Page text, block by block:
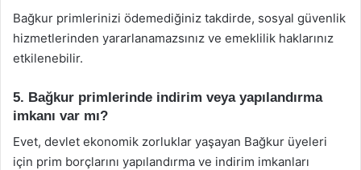
Bağkur primlerinizi ödemediğiniz takdirde, sosyal güvenlik
hizmetlerinden yararlanamazsınız ve emeklilik haklarınız
etkilenebilir.
5. Bağkur primlerinde indirim veya yapılandırma
imkanı var mı?
Evet, devlet ekonomik zorluklar yaşayan Bağkur üyeleri
için prim borçlarını yapılandırma ve indirim imkanları